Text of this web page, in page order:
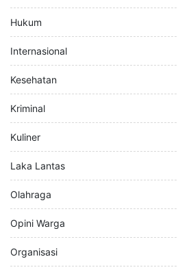
Hukum
Internasional
Kesehatan
Kriminal
Kuliner
Laka Lantas
Olahraga
Opini Warga
Organisasi